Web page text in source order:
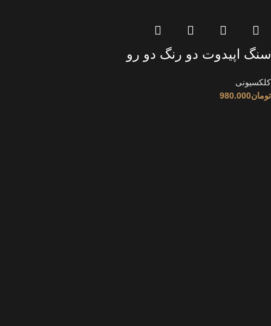
سنگ اپیدوت دو رنگ دو رو
کلکسیونی
تومان980.000